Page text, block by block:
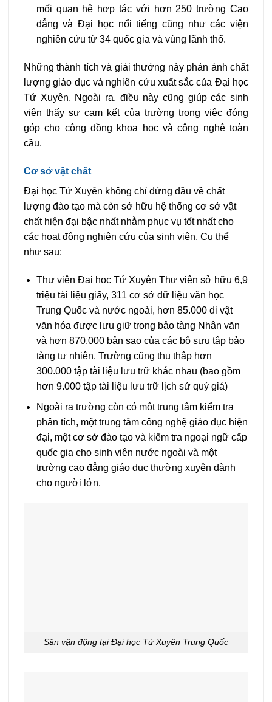
mối quan hệ hợp tác với hơn 250 trường Cao
đẳng và Đại học nổi tiếng cũng như các viện
nghiên cứu từ 34 quốc gia và vùng lãnh thổ.
Những thành tích và giải thưởng này phản ánh chất
lượng giáo dục và nghiên cứu xuất sắc của Đại học
Tứ Xuyên. Ngoài ra, điều này cũng giúp các sinh
viên thấy sự cam kết của trường trong việc đóng
góp cho cộng đồng khoa học và công nghệ toàn
cầu.
Cơ sở vật chất
Đại học Tứ Xuyên không chỉ đứng đầu về chất
lượng đào tạo mà còn sở hữu hệ thống cơ sở vật
chất hiện đại bậc nhất nhằm phục vụ tốt nhất cho
các hoạt động nghiên cứu của sinh viên. Cụ thể
như sau:
Thư viện Đại học Tứ Xuyên Thư viện sở hữu 6,9
triệu tài liệu giấy, 311 cơ sở dữ liệu văn học
Trung Quốc và nước ngoài, hơn 85.000 di vật
văn hóa được lưu giữ trong bảo tàng Nhân văn
và hơn 870.000 bản sao của các bộ sưu tập bảo
tàng tự nhiên. Trường cũng thu thập hơn
300.000 tập tài liệu lưu trữ khác nhau (bao gồm
hơn 9.000 tập tài liệu lưu trữ lịch sử quý giá)
Ngoài ra trường còn có một trung tâm kiểm tra
phân tích, một trung tâm công nghệ giáo dục hiện
đại, một cơ sở đào tạo và kiểm tra ngoại ngữ cấp
quốc gia cho sinh viên nước ngoài và một
trường cao đẳng giáo dục thường xuyên dành
cho người lớn.
Sân vận động tại Đại học Tứ Xuyên Trung Quốc